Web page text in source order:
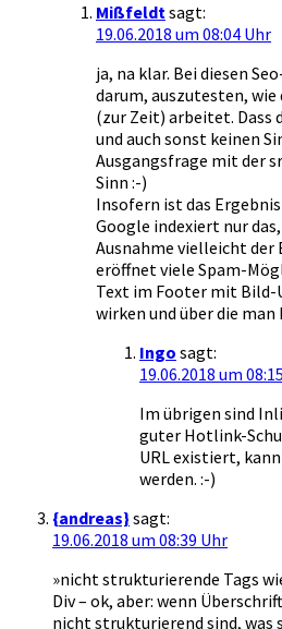
Mißfeldtsagt:
19.06.2018 um 08:04 Uhr
ja, na klar. Bei diesen
darum, auszutesten,
(zur Zeit) arbeitet. Dass
und auch sonst keinen
Ausgangsfrage mit der
Sinn :-)
Insofern ist das
Google indexiert nur
Ausnahme vielleicht der
eröffnet viele Spam-
Text im Footer mit Bild-
wirken und über die
Ingo sagt:
19.06.2018 um
Im übrigen sind
guter Hotlink-
URL existiert,
werden. :-)
{andreas} sagt:
19.06.2018 um 08:39 Uhr
»nicht strukturierende Tags
Div – ok, aber: wenn
nicht strukturierend sind, was